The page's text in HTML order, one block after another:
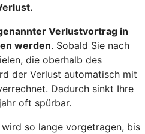
Verlustvortrag in
werden. Sobald Sie nach
die oberhalb des
der Verlust automatisch mit
Dadurch sinkt Ihre
oft spürbar.
wird so lange vorgetragen, bis